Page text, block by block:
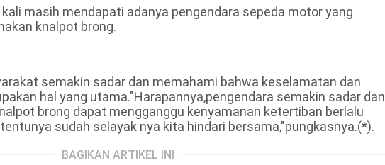
masih mendapati adanya pengendara sepeda motor yang
knalpot brong.
semakin sadar dan memahami bahwa keselamatan dan
hal yang utama."Harapannya,pengendara semakin sadar dan
brong dapat mengganggu kenyamanan ketertiban berlalu
sudah selayak nya kita hindari bersama,"pungkasnya.(*).
BAGIKAN ARTIKEL INI